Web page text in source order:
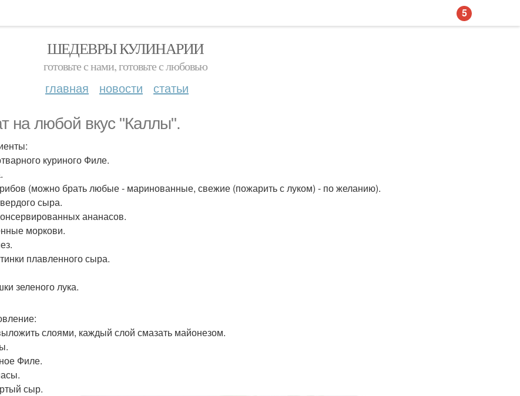
ШЕДЕВРЫ КУЛИНАРИИ
готовьте с нами, готовьте с любовью
главная новости статьи
на любой вкус "Каллы".
куриного Филе.
(можно брать любые - маринованные, свежие (пожарить с луком) - по желанию).
сыра.
ананасов.
моркови.
плавленного сыра.
зеленого лука.
слоями, каждый слой смазать майонезом.
Филе.
сыр.
5